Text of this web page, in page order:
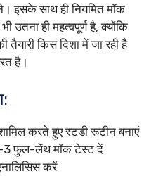
इसके साथ ही नियमित मॉक
उतना ही महत्वपूर्ण है, क्योंकि
किस दिशा में जा रही है
है।
करते हुए स्टडी रूटीन बनाएं
फुल-लेंथ मॉक टेस्ट दें
करें